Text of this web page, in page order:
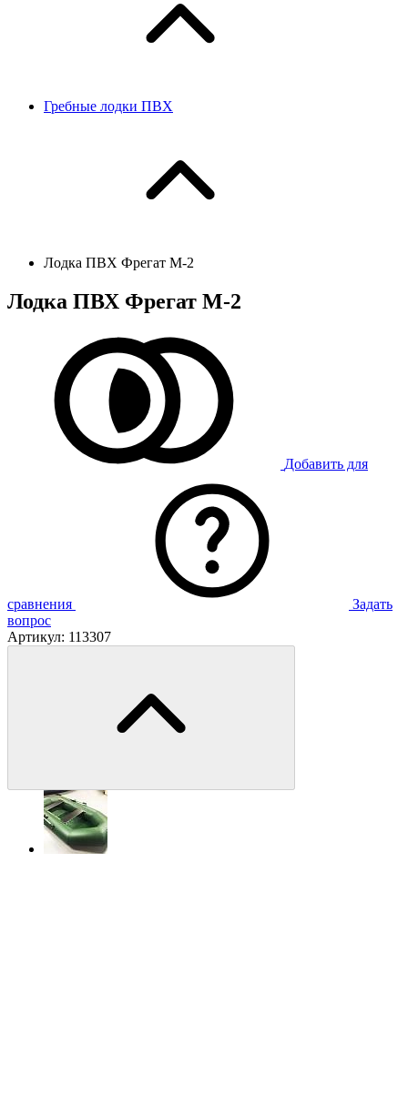
Гребные лодки ПВХ
Лодка ПВХ Фрегат М-2
Лодка ПВХ Фрегат М-2
Добавить для
сравнения
Задать
вопрос
Артикул: 113307